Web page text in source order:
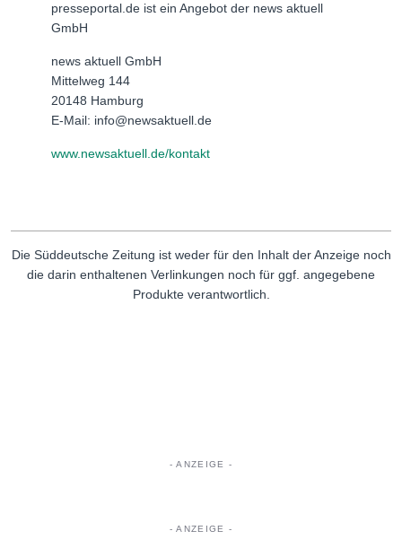
presseportal.de ist ein Angebot der news aktuell
GmbH
news aktuell GmbH
Mittelweg 144
20148 Hamburg
E-Mail: info@newsaktuell.de
www.newsaktuell.de/kontakt
Die Süddeutsche Zeitung ist weder für den Inhalt der Anzeige noch
die darin enthaltenen Verlinkungen noch für ggf. angegebene
Produkte verantwortlich.